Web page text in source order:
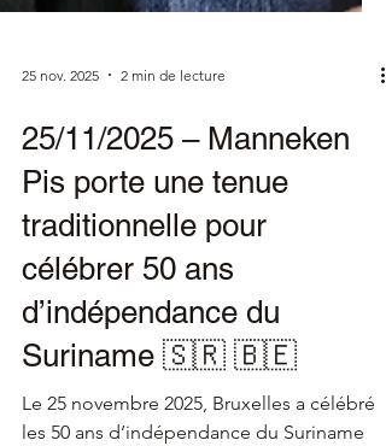
25 nov. 2025 2 min de lecture
25/11/2025 – Manneken
Pis porte une tenue
traditionnelle pour
célébrer 50 ans